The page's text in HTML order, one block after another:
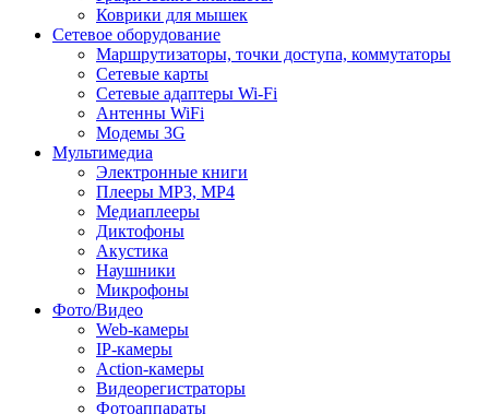
Коврики для мышек
Сетевое оборудование
Маршрутизаторы, точки доступа, коммутаторы
Сетевые карты
Сетевые адаптеры Wi-Fi
Антенны WiFi
Модемы 3G
Мультимедиа
Электронные книги
Плееры MP3, MP4
Медиаплееры
Диктофоны
Акустика
Наушники
Микрофоны
Фото/Видео
Web-камеры
IP-камеры
Action-камеры
Видеорегистраторы
Фотоаппараты